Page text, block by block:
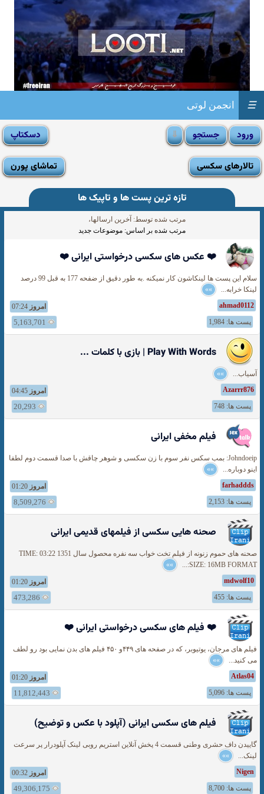
انجمن لوتی ☰
تالارهای سکسی تماشای پورن
تازه ترین پست ها و تاپیک ها
مرتب شده توسط: آخرین ارسالها،
مرتب شده بر اساس: موضوعات جدید
❤️ عکس های سکسی درخواستی ایرانی ❤️
سلام این پست ها لینکاشون کار نمیکنه .به طور دقیق از ضفحه 177 به قبل 99 درصد
لینکا خرابه... »»
ahmad0112
امروز
پست ها: 1,984
5,163,701
Play With Words | بازی با كلمات ...
آسیاب... »»
Azarrr876
امروز
پست ها: 748
20,293
فیلم مخفی ایرانی
Johndoeip: بمب سکس نفر سوم با زن سکسی و شوهر چاقش با صدا قسمت دوم لطفا
اینو دوباره... »»
farhaddds
امروز
پست ها: 2,153
8,509,276
صحنه هایی سکسی از فیلمهای قدیمی ایرانی
صحنه های حموم زنونه از فیلم تخت خواب سه نفره محصول سال 1351 TIME: 03:22
SIZE: 16MB FORMAT:...
»»
mdwolf10
امروز
پست ها: 455
473,286
❤️ فیلم های سکسی درخواستی ایرانی ❤️
فیلم های مرجان، یوتیوبر، که در صفحه های ۴۴۹و ۴۵۰ فیلم های بدن نمایی بود رو لطف
می کنید... »»
Atlas04
امروز
پست ها: 5,096
11,812,443
فیلم های سکسی ایرانی (آپلود با عکس و توضیح)
گاییدن داف حشری وطنی قسمت 4 پخش آنلاین استریم روبی لینک آپلودرار پر سرعت
لینک... »»
Nigen
امروز
پست ها: 8,700
49,306,175